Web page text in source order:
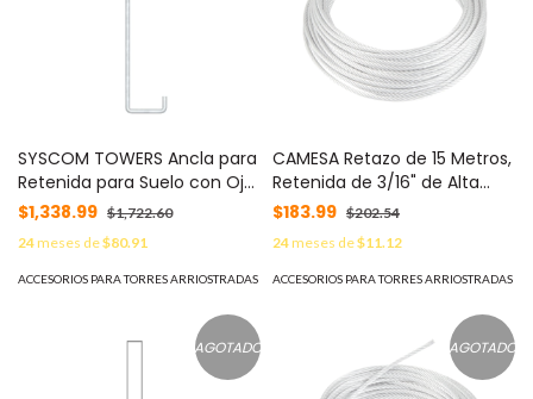
SYSCOM TOWERS Ancla para
Retenida para Suelo con Ojo
Galvanizado electrolítico.
MOD: SAP-02J
$1,338.99 $1,722.60
24meses de$80.91
ACCESORIOS PARA TORRES ARRIOSTRADAS
CAMESA Retazo de 15 Metros,
Retenida de 3/16" de Alta
Resistencia, Galvanizado
clase A. MOD: SRET-
474CAM*15MTS
$183.99 $202.54
24meses de$11.12
ACCESORIOS PARA TORRES ARRIOSTRADAS
AGOTADO AGOTADO